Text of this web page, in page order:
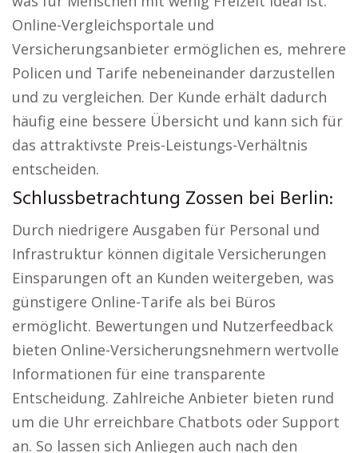
Online-Vergleichsportale und
Versicherungsanbieter ermöglichen es, mehrere
Policen und Tarife nebeneinander darzustellen
und zu vergleichen. Der Kunde erhält dadurch
häufig eine bessere Übersicht und kann sich für
das attraktivste Preis-Leistungs-Verhältnis
entscheiden.
Schlussbetrachtung Zossen bei Berlin:
Durch niedrigere Ausgaben für Personal und
Infrastruktur können digitale Versicherungen
Einsparungen oft an Kunden weitergeben, was
günstigere Online-Tarife als bei Büros
ermöglicht. Bewertungen und Nutzerfeedback
bieten Online-Versicherungsnehmern wertvolle
Informationen für eine transparente
Entscheidung. Zahlreiche Anbieter bieten rund
um die Uhr erreichbare Chatbots oder Support
an. So lassen sich Anliegen auch nach den